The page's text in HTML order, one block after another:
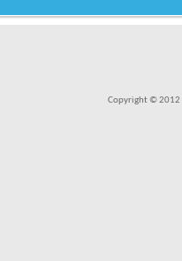
Copyright © 2012